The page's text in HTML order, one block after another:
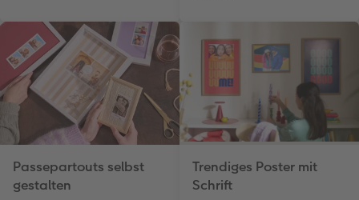
Passepartouts selbst
gestalten
Trendiges Poster mit
Schrift